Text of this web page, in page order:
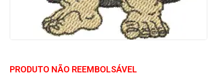
PRODUTO NÃO REEMBOLSÁVEL